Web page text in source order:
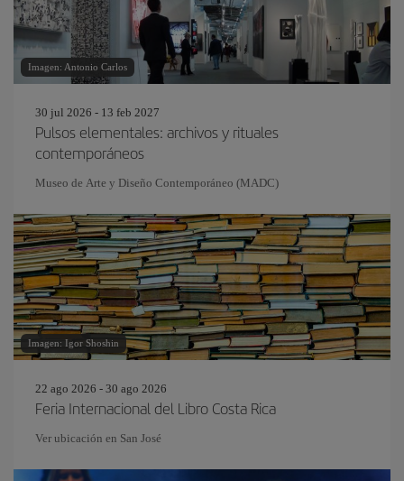
Imagen: Antonio Carlos
30 jul 2026 - 13 feb 2027
Pulsos elementales: archivos y rituales
contemporáneos
Museo de Arte y Diseño Contemporáneo (MADC)
Imagen: Igor Shoshin
22 ago 2026 - 30 ago 2026
Feria Internacional del Libro Costa Rica
Ver ubicación en San José